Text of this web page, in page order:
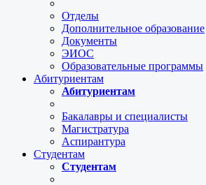
Отделы
Дополнительное образование
Документы
ЭИОС
Образовательные программы
Абитуриентам
Абитуриентам
Бакалавры и специалисты
Магистратура
Аспирантура
Студентам
Студентам